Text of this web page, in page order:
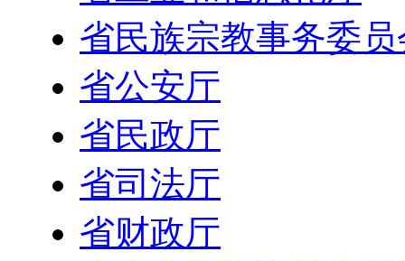
省民族宗教事务委员
省公安厅
省民政厅
省司法厅
省财政厅